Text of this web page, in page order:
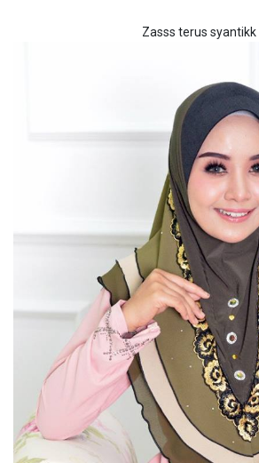
Zasss terus syantikk